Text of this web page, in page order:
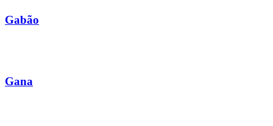
Gabão
Gana